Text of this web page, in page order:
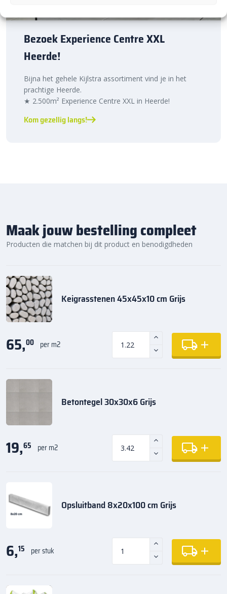
Bezoek Experience Centre XXL
Heerde!
Bijna het gehele Kijlstra assortiment vind je in het
prachtige Heerde.
★ 2.500m² Experience Centre XXL in Heerde!
Kom gezellig langs!
Maak jouw bestelling compleet
Producten die matchen bij dit product en benodigdheden
Keigrasstenen 45x45x10 cm Grijs
65,00 per m2
Betontegel 30x30x6 Grijs
19,65 per m2
Opsluitband 8x20x100 cm Grijs
6,15 per stuk